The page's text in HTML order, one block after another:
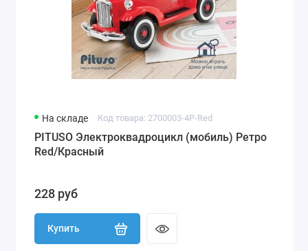
На складе Код товара: 2700003-4P-Red
PITUSO Электроквадроцикл (мобиль) Ретро
Red/Красный
228 руб
Купить